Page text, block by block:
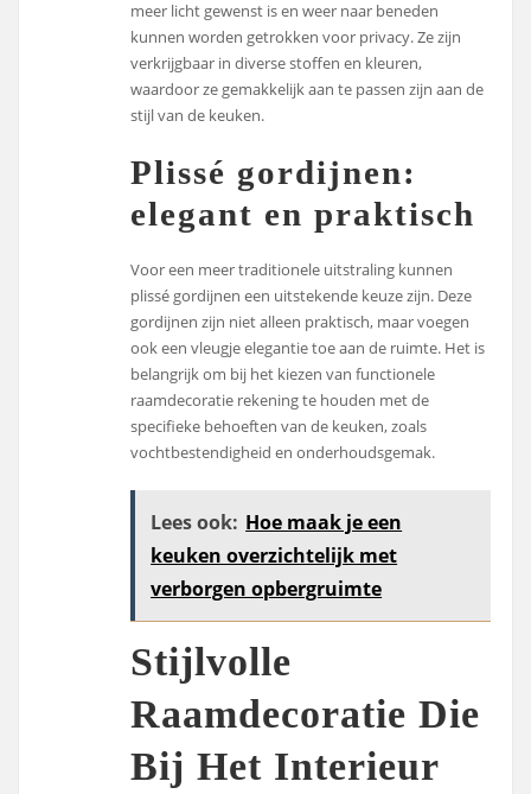
meer licht gewenst is en weer naar beneden
kunnen worden getrokken voor privacy. Ze zijn
verkrijgbaar in diverse stoffen en kleuren,
waardoor ze gemakkelijk aan te passen zijn aan de
stijl van de keuken.
Plissé gordijnen:
elegant en praktisch
Voor een meer traditionele uitstraling kunnen
plissé gordijnen een uitstekende keuze zijn. Deze
gordijnen zijn niet alleen praktisch, maar voegen
ook een vleugje elegantie toe aan de ruimte. Het is
belangrijk om bij het kiezen van functionele
raamdecoratie rekening te houden met de
specifieke behoeften van de keuken, zoals
vochtbestendigheid en onderhoudsgemak.
Lees ook: Hoe maak je een
keuken overzichtelijk met
verborgen opbergruimte
Stijlvolle
Raamdecoratie Die
Bij Het Interieur